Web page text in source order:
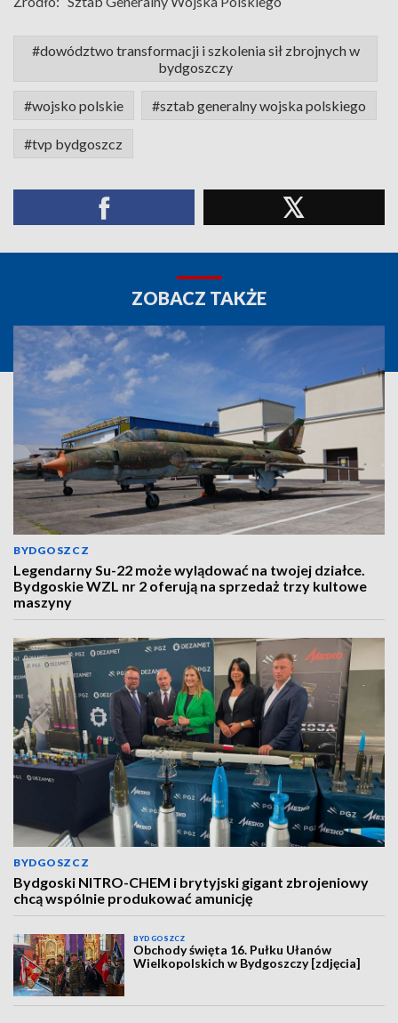
#dowództwo transformacji i szkolenia sił zbrojnych w
bydgoszczy
#wojsko polskie #sztab generalny wojska polskiego
#tvp bydgoszcz
ZOBACZ TAKŻE
BYDGOSZCZ
Legendarny Su-22 może wylądować na twojej działce.
Bydgoskie WZL nr 2 oferują na sprzedaż trzy kultowe
maszyny
BYDGOSZCZ
Bydgoski NITRO-CHEM i brytyjski gigant zbrojeniowy
chcą wspólnie produkować amunicję
BYDGOSZCZ
Obchody święta 16. Pułku Ułanów
Wielkopolskich w Bydgoszczy [zdjęcia]